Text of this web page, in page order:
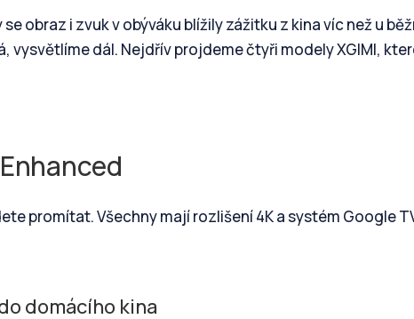
obraz i zvuk v obýváku blížily zážitku z kina víc než u
dál. Nejdřív projdeme čtyři modely XGIMI,
promítat. Všechny mají rozlišení 4K a systém Google
domácího kina